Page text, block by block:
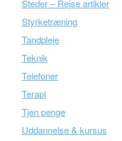
Steder – Rejse artikler
Styrketræning
Tandpleje
Teknik
Telefoner
Terapi
Tjen penge
Uddannelse & kursus